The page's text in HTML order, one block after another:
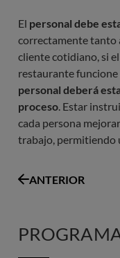
El personal debe
correctamente tanto
cliente cotidiano, si
restaurante
personal deberá
proceso. Estar
cada persona
trabajo, permitiendo
ANTERIOR